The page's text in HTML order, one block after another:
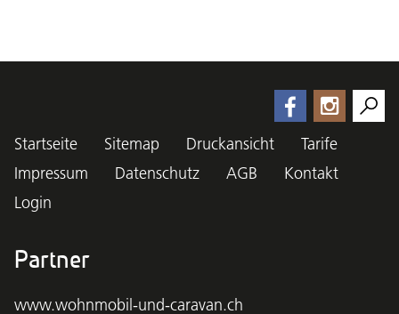
Startseite Sitemap Druckansicht
Tarife
Impressum
Datenschutz AGB
Kontakt
Login
Partner
www.wohnmobil-und-caravan.ch